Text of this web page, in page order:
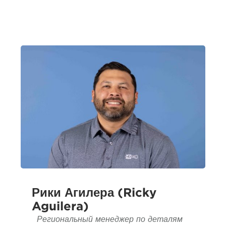
Рики Агилера (Ricky
Aguilera)
Региональный менеджер по деталям